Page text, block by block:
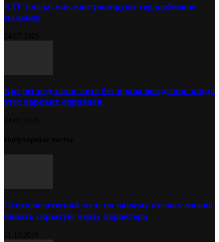
КТГ плода: как контролируют сердцебиение
малыша
Кредит под залог авто без права вождения: когда
этот вариант оправдан
Психологический тест: по вашему кулаку можно
понять скрытую черту характера